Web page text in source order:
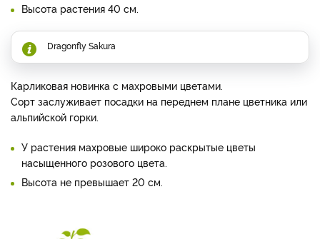
Высота растения 40 см.
Dragonfly Sakura
Карликовая новинка с махровыми цветами.
Сорт заслуживает посадки на переднем плане цветника или
альпийской горки.
У растения махровые широко раскрытые цветы
насыщенного розового цвета.
Высота не превышает 20 см.